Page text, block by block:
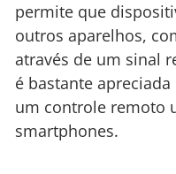
permite que
outros aparelhos,
através de um sinal
é bastante
um controle remoto
smartphones.